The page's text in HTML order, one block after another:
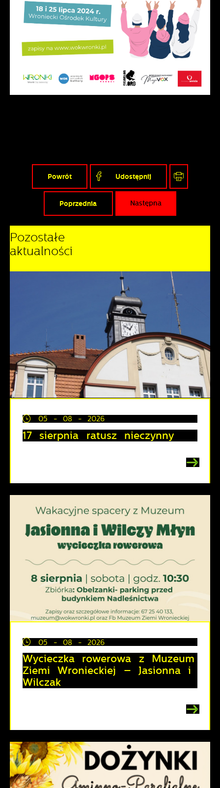
Powrót Udostępnij
Poprzednia Następna
Pozostałe
aktualności
05 - 08 - 2026
17 sierpnia ratusz nieczynny
05 - 08 - 2026
Wycieczka rowerowa z Muzeum
Ziemi Wronieckiej – Jasionna i
Wilczak